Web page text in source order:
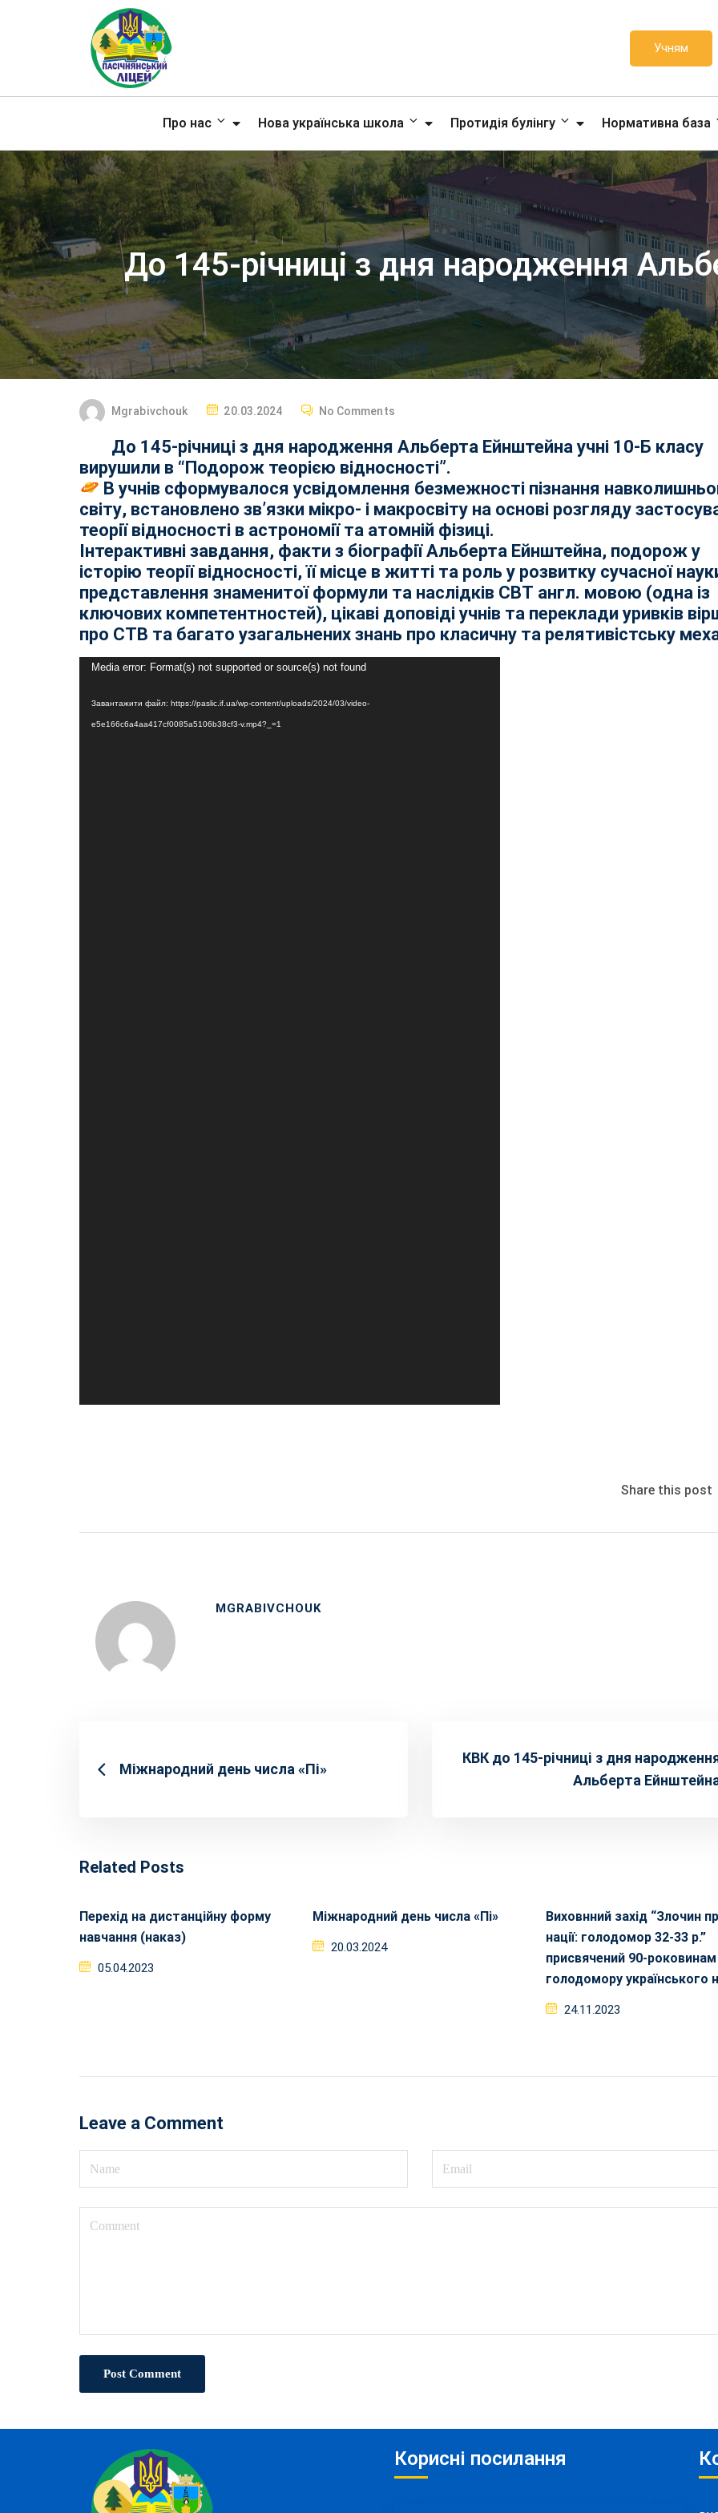
Учням
Про нас Нова українська школа Протидія булінгу Нормативна база
До 145-річниці з дня народження
Mgrabivchouk 20.03.2024 No Comments
До 145-річниці з дня народження Альберта Ейнштейна учні 10-Б класу
вирушили в “Подорож теорією відносності”.
В учнів сформувалося усвідомлення безмежності пізнання
світу, встановлено зв’язки мікро- і макросвіту на основі розгляду
теорії відносності в астрономії та атомній фізиці.
Інтерактивні завдання, факти з біографії Альберта Ейнштейна, подорож у
історію теорії відносності, її місце в житті та роль у розвитку сучасної
представлення знаменитої формули та наслідків СВТ англ. мовою (одна із
ключових компетентностей), цікаві доповіді учнів та переклади уривків
про СТВ та багато узагальнених знань про класичну та релятивістську
Відеопрогравач
Media error: Format(s) not supported or source(s) not found
Завантажити файл: https://paslic.if.ua/wp-content/uploads/2024/03/video-
e5e166c6a4aa417cf0085a5106b38cf3-v.mp4?_=1
Share this post
MGRABIVCHOUK
Міжнародний день числа «Пі»
КВК до 145-річниці з дня
Альберта
Related Posts
Перехід на дистанційну форму
навчання (наказ)
05.04.2023
Міжнародний день числа «Пі»
20.03.2024
Виховнний захід “Злочин
нації: голодомор 32-33 р.”
присвячений 90-роковинам
голодомору українського
24.11.2023
Leave a Comment
Post Comment
Корисні посилання